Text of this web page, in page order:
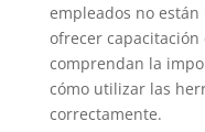
empleados no
ofrecer
comprendan la
cómo utilizar las
correctamente.